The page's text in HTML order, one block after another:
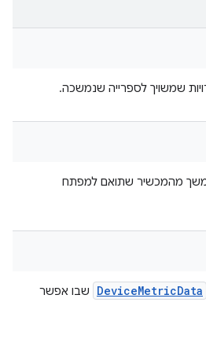
שמשויך לספרייה שנמשכה.
מהמכשיר שתואם למפתח
DeviceMetricData
שבו אפשר